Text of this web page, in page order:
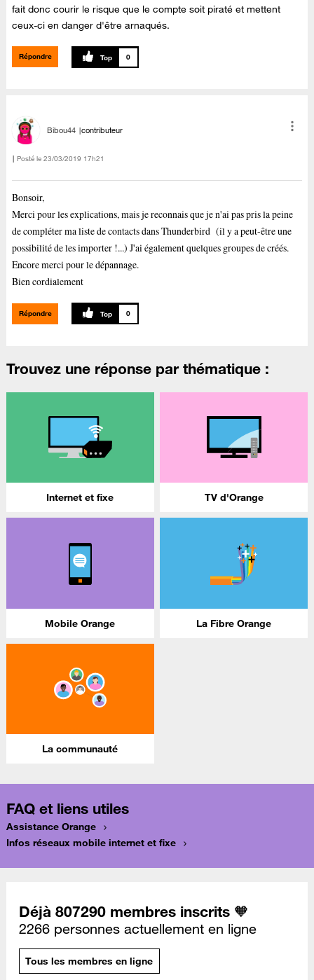
fait donc courir le risque que le compte soit piraté et mettent
ceux-ci en danger d'être arnaqués.
Répondre 0
Bibou44 contributeur
Posté le ‎23/03/2019 17h21
Bonsoir,
Merci pour les explications, mais je reconnais que je n'ai pas pris la peine
de compléter ma liste de contacts dans Thunderbird (il y a peut-être une
possibilité de les importer !...) J'ai également quelques groupes de créés.
Encore merci pour le dépannage.
Bien cordialement
Répondre 0
Trouvez une réponse par thématique :
Internet et fixe TV d'Orange
Mobile Orange La Fibre Orange
La communauté
FAQ et liens utiles
Assistance Orange
Infos réseaux mobile internet et fixe
Déjà 807290 membres inscrits 🧡
2266 personnes actuellement en ligne
Tous les membres en ligne